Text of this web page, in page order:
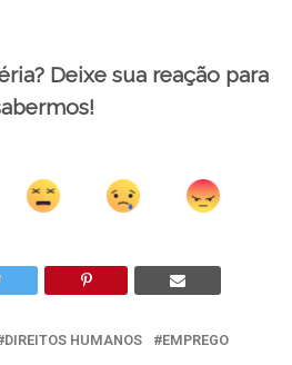
Deixe sua reação para
DIREITOS HUMANOS EMPREGO